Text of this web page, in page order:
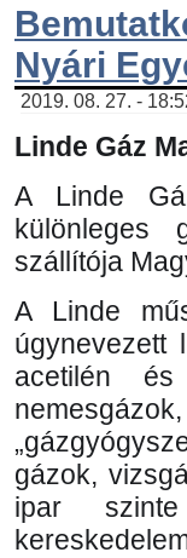
Nyári
2019. 08. 27. -
Linde Gáz
A Linde
különleges
szállítója
A Linde
úgynevezett
acetilén és
gázok,
ipar